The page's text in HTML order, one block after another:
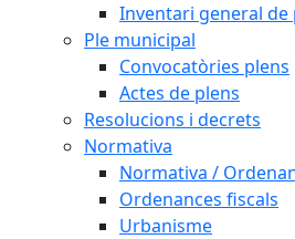
Inventari general
Ple municipal
Convocatòries plens
Actes de plens
Resolucions i decrets
Normativa
Normativa /
Ordenances fiscals
Urbanisme